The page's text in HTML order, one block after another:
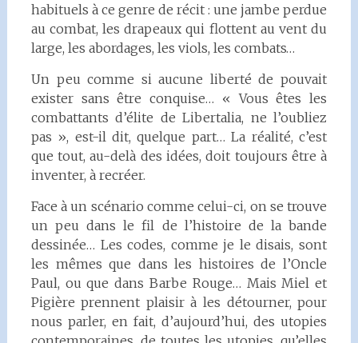
habituels à ce genre de récit : une jambe perdue
au combat, les drapeaux qui flottent au vent du
large, les abordages, les viols, les combats…
Un peu comme si aucune liberté de pouvait
exister sans être conquise… « Vous êtes les
combattants d’élite de Libertalia, ne l’oubliez
pas », est-il dit, quelque part… La réalité, c’est
que tout, au-delà des idées, doit toujours être à
inventer, à recréer.
Face à un scénario comme celui-ci, on se trouve
un peu dans le fil de l’histoire de la bande
dessinée… Les codes, comme je le disais, sont
les mêmes que dans les histoires de l’Oncle
Paul, ou que dans Barbe Rouge… Mais Miel et
Pigière prennent plaisir à les détourner, pour
nous parler, en fait, d’aujourd’hui, des utopies